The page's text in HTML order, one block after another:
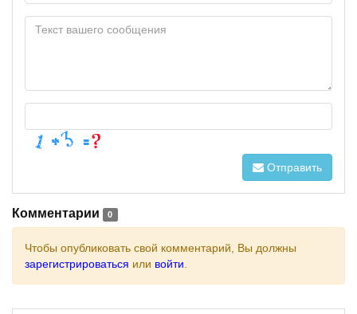
Отправить
Комментарии 0
Чтобы опубликовать свой комментарий, Вы должны
зарегистрироваться или войти